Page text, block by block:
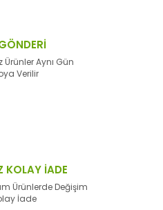
Ürünler Aynı Gün
Verilir
KOLAY İADE
Ürünlerde Değişim
İade